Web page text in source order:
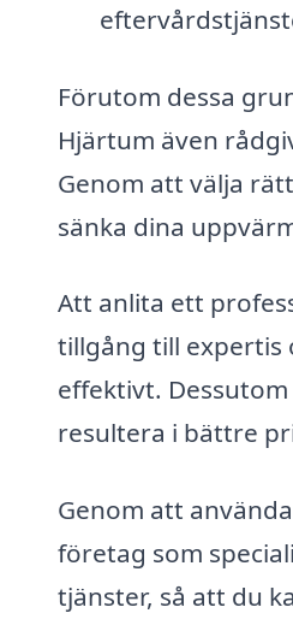
Förutom dessa
Hjärtum även
Genom att välja
sänka dina
Att anlita ett
tillgång till expertis
effektivt.
resultera i bättre
Genom att
företag som
tjänster, så att du